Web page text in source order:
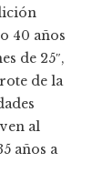
40 años
de 25″,
de la
al
años a